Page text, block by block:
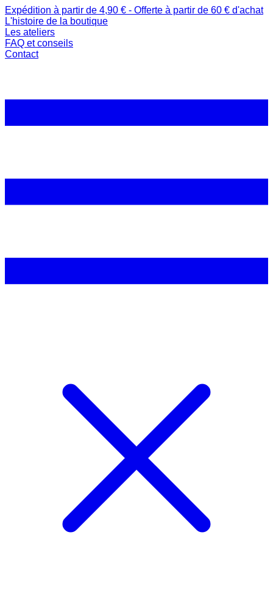
Expédition à partir de 4,90 € - Offerte à partir de 60 € d'achat
L'histoire de la boutique
Les ateliers
FAQ et conseils
Contact